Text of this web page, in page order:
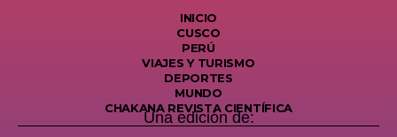
INICIO
CUSCO
PERÚ
VIAJES Y TURISMO
DEPORTES
MUNDO
CHAKANA REVISTA CIENTÍFICA
Una edición de: